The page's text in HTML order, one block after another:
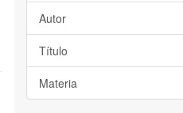
Autor
Título
Materia